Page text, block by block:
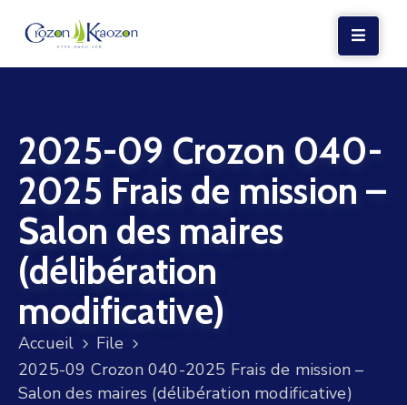
VIE
LOCALE
VIE
SOCIALE
TERRE
ET
MER
VOS
DÉMARCHES
2025-09 Crozon 040-
2025 Frais de mission –
Salon des maires
(délibération
modificative)
Accueil
File
2025-09 Crozon 040-2025 Frais de mission –
Salon des maires (délibération modificative)